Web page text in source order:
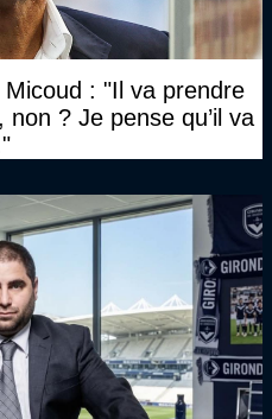
: "Il va prendre
? Je pense qu’il va